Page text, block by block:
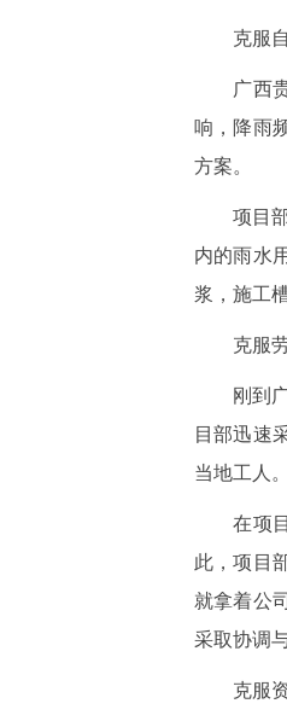
克服
广西
响，降雨
方案。
项目
内的雨水
浆，施工
克服
刚到
目部迅速
当地工人。
在项
此，项目
就拿着公
采取协调
克服